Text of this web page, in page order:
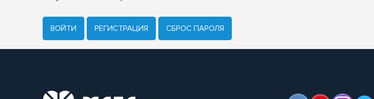
ВОЙТИ РЕГИСТРАЦИЯ CБРОС ПАРОЛЯ